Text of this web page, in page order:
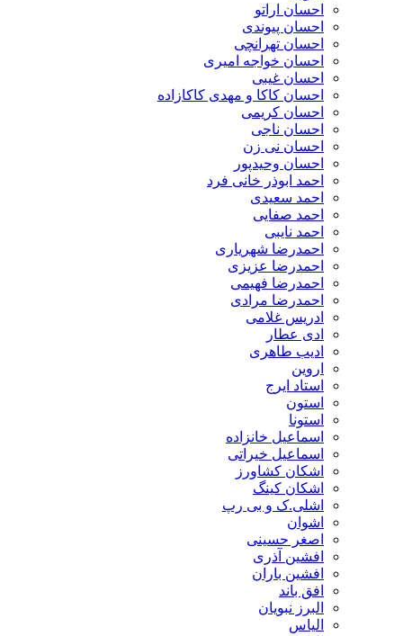
احسان اراتو
احسان پیوندی
احسان تهرانچی
احسان خواجه امیری
احسان غیبی
احسان کاکا و مهدی کاکازاده
احسان کریمی
احسان ناجی
احسان نی زن
احسان وحیدپور
احمد ابوذر خانی فرد
احمد سعیدی
احمد صفایی
احمد نایبی
احمدرضا شهریاری
احمدرضا عزیزی
احمدرضا فهیمی
احمدرضا مرادی
ادریس غلامی
ادی عطار
ادیب طاهری
استاد ایرج
اسماعیل خانزاده
اسماعیل خیراتی
اشکان کشاورز
اشکان کینگ
اشلی.ک و بی رپ
اصغر حسینی
افشین آذری
افشین باران
افق باند
البرز نبویان